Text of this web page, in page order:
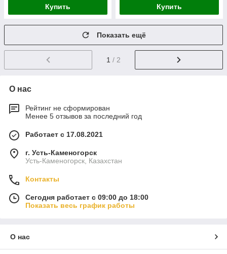
Купить Купить
Показать ещё
1 / 2
О нас
Рейтинг не сформирован
Менее 5 отзывов за последний год
Работает с 17.08.2021
г. Усть-Каменогорск
Усть-Каменогорск, Казахстан
Контакты
Сегодня работает с 09:00 до 18:00
Показать весь график работы
О нас